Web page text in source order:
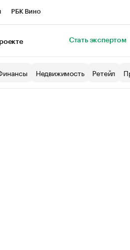
РБК Вино
Стать экспертом
Недвижимость Ретейл